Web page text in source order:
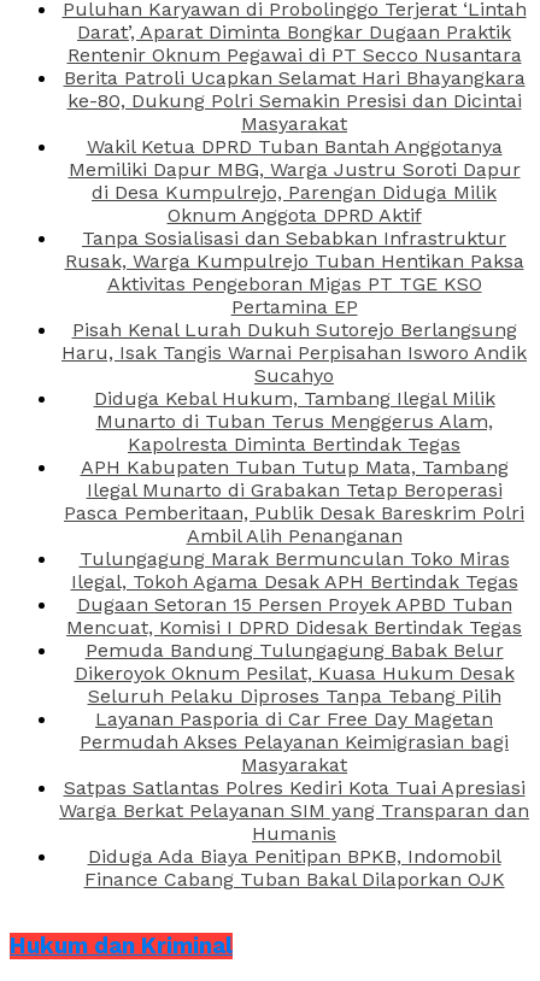
Puluhan Karyawan di Probolinggo Terjerat ‘Lintah
Darat’, Aparat Diminta Bongkar Dugaan Praktik
Rentenir Oknum Pegawai di PT Secco Nusantara
Berita Patroli Ucapkan Selamat Hari Bhayangkara
ke-80, Dukung Polri Semakin Presisi dan Dicintai
Masyarakat
Wakil Ketua DPRD Tuban Bantah Anggotanya
Memiliki Dapur MBG, Warga Justru Soroti Dapur
di Desa Kumpulrejo, Parengan Diduga Milik
Oknum Anggota DPRD Aktif
Tanpa Sosialisasi dan Sebabkan Infrastruktur
Rusak, Warga Kumpulrejo Tuban Hentikan Paksa
Aktivitas Pengeboran Migas PT TGE KSO
Pertamina EP
Pisah Kenal Lurah Dukuh Sutorejo Berlangsung
Haru, Isak Tangis Warnai Perpisahan Isworo Andik
Sucahyo
Diduga Kebal Hukum, Tambang Ilegal Milik
Munarto di Tuban Terus Menggerus Alam,
Kapolresta Diminta Bertindak Tegas
APH Kabupaten Tuban Tutup Mata, Tambang
Ilegal Munarto di Grabakan Tetap Beroperasi
Pasca Pemberitaan, Publik Desak Bareskrim Polri
Ambil Alih Penanganan
Tulungagung Marak Bermunculan Toko Miras
Ilegal, Tokoh Agama Desak APH Bertindak Tegas
Dugaan Setoran 15 Persen Proyek APBD Tuban
Mencuat, Komisi I DPRD Didesak Bertindak Tegas
Pemuda Bandung Tulungagung Babak Belur
Dikeroyok Oknum Pesilat, Kuasa Hukum Desak
Seluruh Pelaku Diproses Tanpa Tebang Pilih
Layanan Pasporia di Car Free Day Magetan
Permudah Akses Pelayanan Keimigrasian bagi
Masyarakat
Satpas Satlantas Polres Kediri Kota Tuai Apresiasi
Warga Berkat Pelayanan SIM yang Transparan dan
Humanis
Diduga Ada Biaya Penitipan BPKB, Indomobil
Finance Cabang Tuban Bakal Dilaporkan OJK
Hukum dan Kriminal